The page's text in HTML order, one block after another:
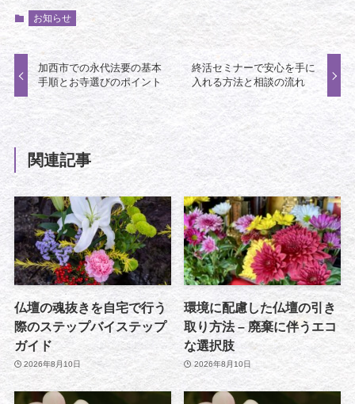
お知らせ
加西市での永代法要の基本
手順とお寺選びのポイント
終活セミナーで安心を手に
入れる方法と相談の流れ
関連記事
仏壇の魂抜きを自宅で行う
際のステップバイステップ
ガイド
2026年8月10日
環境に配慮した仏壇の引き
取り方法 – 廃棄に伴うエコ
な選択肢
2026年8月10日